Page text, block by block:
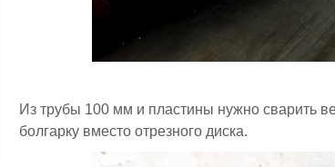
Из трубы 100 мм и пластины нужно сварить
болгарку вместо отрезного диска.